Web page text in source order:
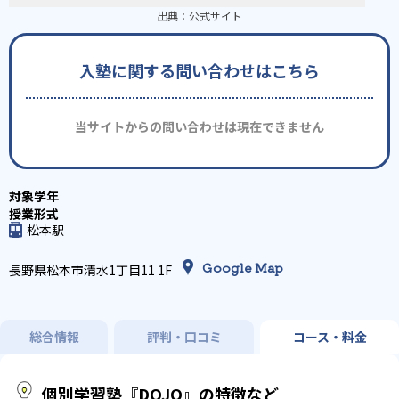
出典： 公式サイト
入塾に関する問い合わせはこちら
当サイトからの問い合わせは現在できません
松本駅
長野県松本市清水1丁目11 1F Google Map
総合情報 評判・口コミ コース・料金
個別学習塾『DOJO』の特徴など